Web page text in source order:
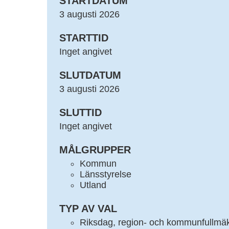
3 augusti 2026
STARTTID
Inget angivet
SLUTDATUM
3 augusti 2026
SLUTTID
Inget angivet
MÅLGRUPPER
Kommun
Länsstyrelse
Utland
TYP AV VAL
Riksdag, region- och